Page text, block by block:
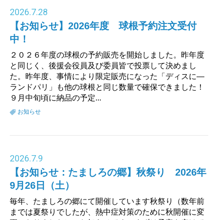
2026.7.28
【お知らせ】2026年度 球根予約注文受付
中！
２０２６年度の球根の予約販売を開始しました。昨年度
と同じく、後援会役員及び委員皆で投票して決めまし
た。昨年度、事情により限定販売になった「ディスに―
ランドパリ」も他の球根と同じ数量で確保できました！
９月中旬頃に納品の予定...
お知らせ
2026.7.9
【お知らせ：たましろの郷】秋祭り 2026年
9月26日（土）
毎年、たましろの郷にて開催しています秋祭り（数年前
までは夏祭りでしたが、熱中症対策のために秋開催に変